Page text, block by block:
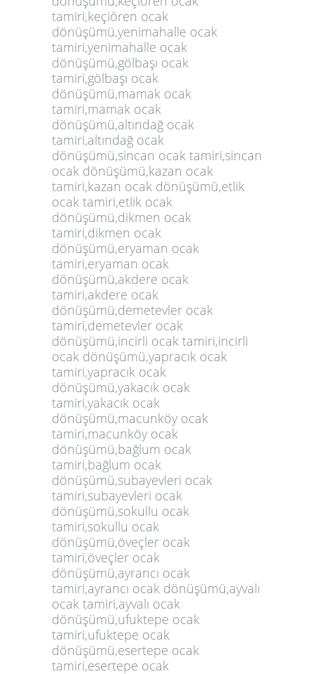
tamiri,keçiören ocak
dönüşümü,yenimahalle ocak
tamiri,yenimahalle ocak
dönüşümü,gölbaşı ocak
tamiri,gölbaşı ocak
dönüşümü,mamak ocak
tamiri,mamak ocak
dönüşümü,altındağ ocak
tamiri,altındağ ocak
dönüşümü,sincan ocak tamiri,sincan
ocak dönüşümü,kazan ocak
tamiri,kazan ocak dönüşümü,etlik
ocak tamiri,etlik ocak
dönüşümü,dikmen ocak
tamiri,dikmen ocak
dönüşümü,eryaman ocak
tamiri,eryaman ocak
dönüşümü,akdere ocak
tamiri,akdere ocak
dönüşümü,demetevler ocak
tamiri,demetevler ocak
dönüşümü,incirli ocak tamiri,incirli
ocak dönüşümü,yapracık ocak
tamiri,yapracık ocak
dönüşümü,yakacık ocak
tamiri,yakacık ocak
dönüşümü,macunköy ocak
tamiri,macunköy ocak
dönüşümü,bağlum ocak
tamiri,bağlum ocak
dönüşümü,subayevleri ocak
tamiri,subayevleri ocak
dönüşümü,sokullu ocak
tamiri,sokullu ocak
dönüşümü,öveçler ocak
tamiri,öveçler ocak
dönüşümü,ayrancı ocak
tamiri,ayrancı ocak dönüşümü,ayvalı
ocak tamiri,ayvalı ocak
dönüşümü,ufuktepe ocak
tamiri,ufuktepe ocak
dönüşümü,esertepe ocak
tamiri,esertepe ocak